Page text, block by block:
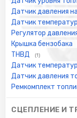
Датчик давления
Датчик
Регулятор
Крышка бензобака
ТНВД (1)
Датчик
Датчик давления
Ремкомплект
СЦЕПЛЕНИЕ И